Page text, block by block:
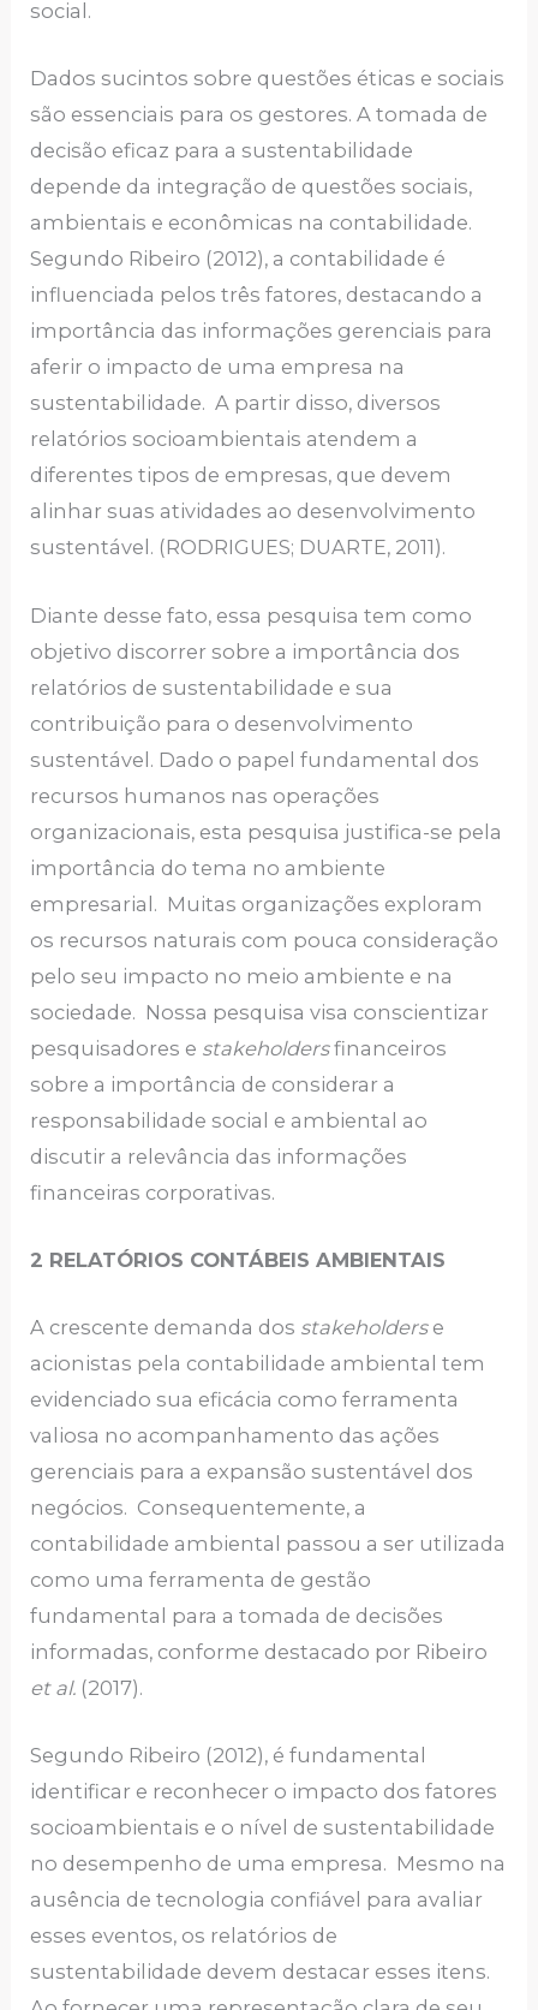
social.
Dados sucintos sobre questões éticas e sociais
são essenciais para os gestores. A tomada de
decisão eficaz para a sustentabilidade
depende da integração de questões sociais,
ambientais e econômicas na contabilidade.
Segundo Ribeiro (2012), a contabilidade é
influenciada pelos três fatores, destacando a
importância das informações gerenciais para
aferir o impacto de uma empresa na
sustentabilidade. A partir disso, diversos
relatórios socioambientais atendem a
diferentes tipos de empresas, que devem
alinhar suas atividades ao desenvolvimento
sustentável. (RODRIGUES; DUARTE, 2011).
Diante desse fato, essa pesquisa tem como
objetivo discorrer sobre a importância dos
relatórios de sustentabilidade e sua
contribuição para o desenvolvimento
sustentável. Dado o papel fundamental dos
recursos humanos nas operações
organizacionais, esta pesquisa justifica-se pela
importância do tema no ambiente
empresarial. Muitas organizações exploram
os recursos naturais com pouca consideração
pelo seu impacto no meio ambiente e na
sociedade. Nossa pesquisa visa conscientizar
pesquisadores e stakeholdersfinanceiros
sobre a importância de considerar a
responsabilidade social e ambiental ao
discutir a relevância das informações
financeiras corporativas.
2 RELATÓRIOS CONTÁBEIS AMBIENTAIS
A crescente demanda dos stakeholderse
acionistas pela contabilidade ambiental tem
evidenciado sua eficácia como ferramenta
valiosa no acompanhamento das ações
gerenciais para a expansão sustentável dos
negócios. Consequentemente, a
contabilidade ambiental passou a ser utilizada
como uma ferramenta de gestão
fundamental para a tomada de decisões
informadas, conforme destacado por Ribeiro
et al. (2017).
Segundo Ribeiro (2012), é fundamental
identificar e reconhecer o impacto dos fatores
socioambientais e o nível de sustentabilidade
no desempenho de uma empresa. Mesmo na
ausência de tecnologia confiável para avaliar
esses eventos, os relatórios de
sustentabilidade devem destacar esses itens.